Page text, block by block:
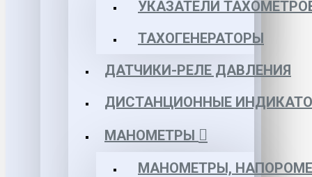
УКАЗАТЕЛИ
ТАХОГЕНЕРАТОРЫ
ДАТЧИКИ-РЕЛЕ ДАВЛЕНИЯ
ДИСТАНЦИОННЫЕ
МАНОМЕТРЫ
МАНОМЕТРЫ,